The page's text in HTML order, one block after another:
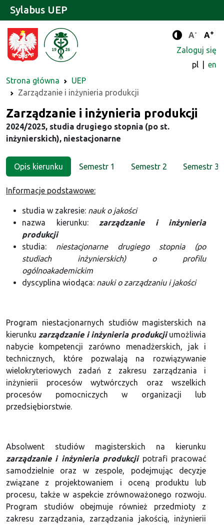
Tryb
A- A+
Zaloguj się
pl
en
Strona główna
UEP
Zarządzanie i inżynieria produkcji
Sylabus UEP
Kierunek
Zarządzanie i inżynieria produkcji
2024/2025, studia drugiego stopnia (po st.
inżynierskich), niestacjonarne
Opis kierunku Semestr 1 Semestr 2 Semestr 3
Informacje podstawowe:
studia w zakresie: nauk o jakości
nazwa kierunku: zarządzanie i inżynieria
produkcji
studia: niestacjonarne drugiego stopnia (po
studiach inżynierskich) o profilu
ogólnoakademickim
dyscyplina wiodąca: nauki o zarządzaniu i jakości
Program niestacjonarnych studiów magisterskich na
kierunku zarządzanie i inżynieria produkcjiumożliwia
nabycie kompetencji zarówno menadżerskich, jak i
technicznych, które pozwalają na rozwiązywanie
wielokryteriowych zadań z zakresu zarządzania i
inżynierii procesów wytwórczych oraz wszelkich
procesów pomocniczych w organizacji lub
przedsiębiorstwie.
Absolwent studiów magisterskich na kierunku
zarządzanie i inżynieria produkcjipotrafi pracować
samodzielnie oraz w zespole, podejmując decyzje
związane z projektowaniem i oceną produktu lub
procesu, także w aspekcie zrównoważonego rozwoju.
Program studiów obejmuje również przedmioty z
zakresu zarządzania, zarządzania jakością, inżynierii